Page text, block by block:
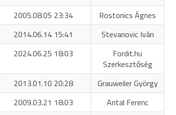
2005.08.05 23:34
Rostonics Ágnes
2014.06.14 15:41
Stevanovic Iván
2024.06.25 18:03
Fordit.hu
Szerkesztőség
2013.01.10 20:28
Grauweiler György
2009.03.21 18:03
Antal Ferenc